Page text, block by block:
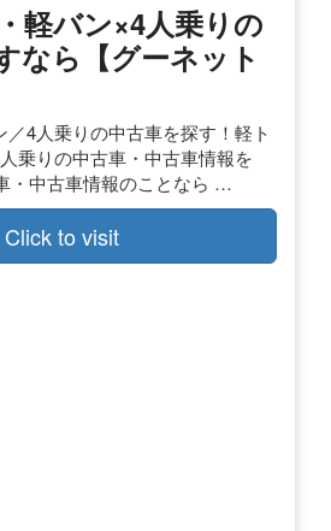
軽バン×4人乗りの
なら【グーネット
4人乗りの中古車を探す！軽ト
乗りの中古車・中古車情報を
・中古車情報のことなら …
Click to visit